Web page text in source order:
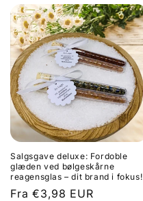
Salgsgave deluxe: Fordoble
glæden ved bølgeskårne
reagensglas – dit brand i fokus!
Normalpris
Fra €3,98 EUR